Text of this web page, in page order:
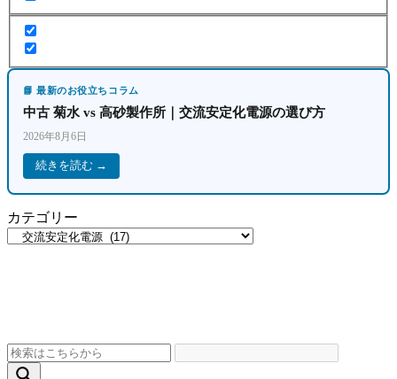
📘 最新のお役立ちコラム
中古 菊水 vs 高砂製作所｜交流安定化電源の選び方
2026年8月6日
続きを読む →
カテゴリー